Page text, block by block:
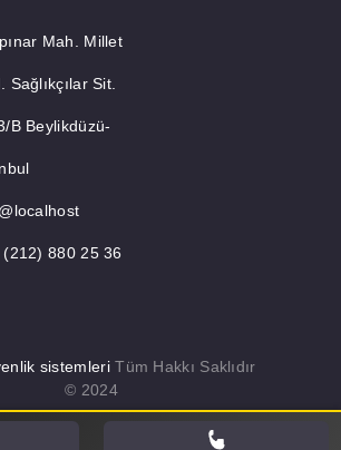
Mah. Millet
Sağlıkçılar Sit.
B Beylikdüzü-
(212) 880 25 36
sistemleriTüm Hakkı Saklıdır
© 2024